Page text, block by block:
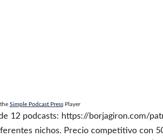
Simple Podcast PressPlayer
12 podcasts: https://borjagiron.com/
nichos. Precio competitivo con